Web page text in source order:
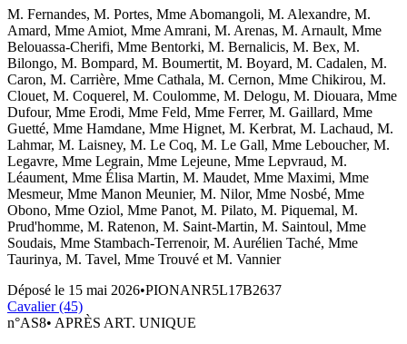
M. Fernandes, M. Portes, Mme Abomangoli, M. Alexandre, M.
Amard, Mme Amiot, Mme Amrani, M. Arenas, M. Arnault, Mme
Belouassa-Cherifi, Mme Bentorki, M. Bernalicis, M. Bex, M.
Bilongo, M. Bompard, M. Boumertit, M. Boyard, M. Cadalen, M.
Caron, M. Carrière, Mme Cathala, M. Cernon, Mme Chikirou, M.
Clouet, M. Coquerel, M. Coulomme, M. Delogu, M. Diouara, Mme
Dufour, Mme Erodi, Mme Feld, Mme Ferrer, M. Gaillard, Mme
Guetté, Mme Hamdane, Mme Hignet, M. Kerbrat, M. Lachaud, M.
Lahmar, M. Laisney, M. Le Coq, M. Le Gall, Mme Leboucher, M.
Legavre, Mme Legrain, Mme Lejeune, Mme Lepvraud, M.
Léaument, Mme Élisa Martin, M. Maudet, Mme Maximi, Mme
Mesmeur, Mme Manon Meunier, M. Nilor, Mme Nosbé, Mme
Obono, Mme Oziol, Mme Panot, M. Pilato, M. Piquemal, M.
Prud'homme, M. Ratenon, M. Saint-Martin, M. Saintoul, Mme
Soudais, Mme Stambach-Terrenoir, M. Aurélien Taché, Mme
Taurinya, M. Tavel, Mme Trouvé et M. Vannier
Déposé le 15 mai 2026•PIONANR5L17B2637
Cavalier (45)
n°AS8• APRÈS ART. UNIQUE